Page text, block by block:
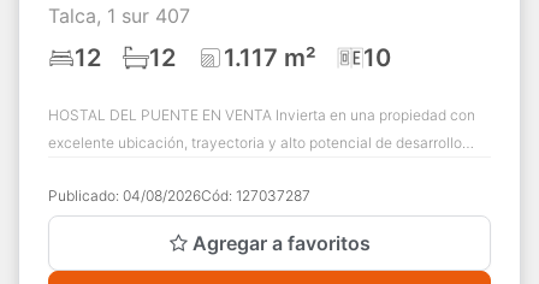
Talca, 1 sur 407
12 12 1.117 m² 10
HOSTAL DEL PUENTE EN VENTA Invierta en una propiedad con
excelente ubicación, trayectoria y alto potencial de desarrollo
Publicado: 04/08/2026Cód: 127037287
Agregar a favoritos